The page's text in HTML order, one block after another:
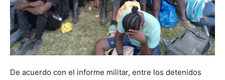
De acuerdo con el informe militar, entre los detenidos